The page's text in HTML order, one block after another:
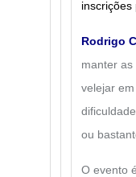
inscrições
Rodrigo
manter as
velejar
ou
O evento